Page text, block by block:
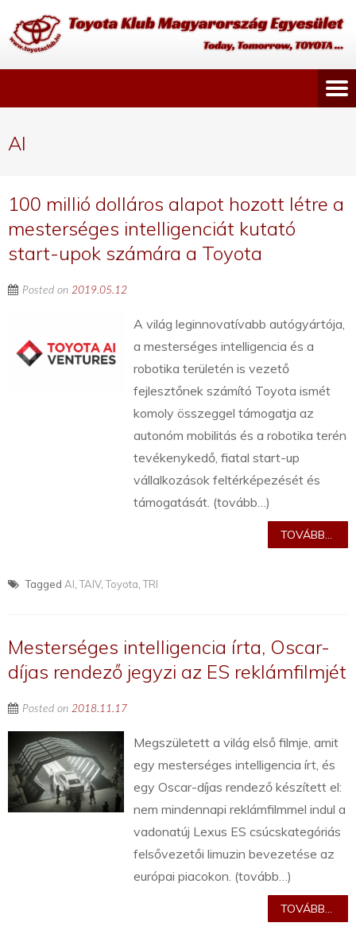
AI
100 millió dolláros alapot hozott létre a
mesterséges intelligenciát kutató
start-upok számára a Toyota
Posted on 2019.05.12
A világ leginnovatívabb autógyártója,
a mesterséges intelligencia és a
robotika területén is vezető
fejlesztőnek számító Toyota ismét
komoly összeggel támogatja az
autonóm mobilitás és a robotika terén
tevékenykedő, fiatal start-up
vállalkozások feltérképezését és
támogatását. (tovább…)
TOVÁBB...
Tagged AI ,TAIV,Toyota ,TRI
Mesterséges intelligencia írta, Oscar-
díjas rendező jegyzi az ES reklámfilmjét
Posted on 2018.11.17
Megszületett a világ első filmje, amit
egy mesterséges intelligencia írt, és
egy Oscar-díjas rendező készített el:
nem mindennapi reklámfilmmel indul a
vadonatúj Lexus ES csúcskategóriás
felsővezetői limuzin bevezetése az
európai piacokon. (tovább…)
TOVÁBB...